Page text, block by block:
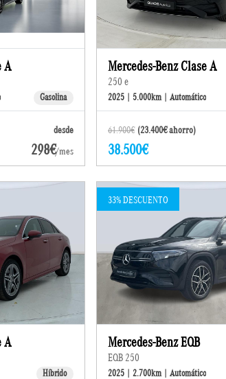
A
Gasolina
desde
298€/mes
Mercedes-Benz Clase A
250 e
2025 | 5.000km | Automático
61.900€ (23.400€ ahorro)
38.500€
A
Híbrido
33% DESCUENTO
Mercedes-Benz EQB
EQB 250
2025 | 2.700km | Automático